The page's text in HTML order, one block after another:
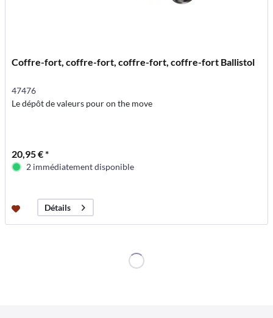
Coffre-fort, coffre-fort, coffre-fort, coffre-fort Ballistol
47476
Le dépôt de valeurs pour on the move
20,95 € *
2 immédiatement disponible
Détails